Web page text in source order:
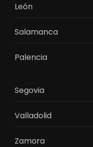
León
Salamanca
Palencia
Segovia
Valladolid
Zamora